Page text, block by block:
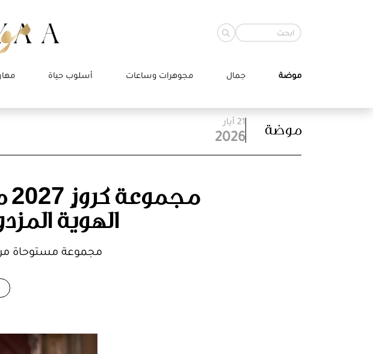
موضة جمال مجوهرات وساعات أسلوب حياة
موضة 21 أيار
2026
مجموعة كروز 2027
الهويّة
مجموعة مستوحاة من